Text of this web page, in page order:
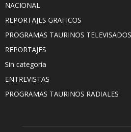
NACIONAL
REPORTAJES GRAFICOS
PROGRAMAS TAURINOS TELEVISADOS
REPORTAJES
Sin categoría
ENTREVISTAS
PROGRAMAS TAURINOS RADIALES